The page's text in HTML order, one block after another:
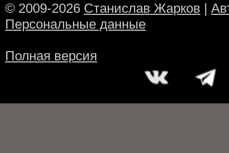
© 2009-2026 Станислав Жарков |
Персональные данные
Полная версия